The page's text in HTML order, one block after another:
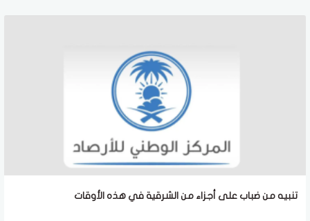
تنبيه من ضباب على أجزاء من الشرقية في هذه الأوقات